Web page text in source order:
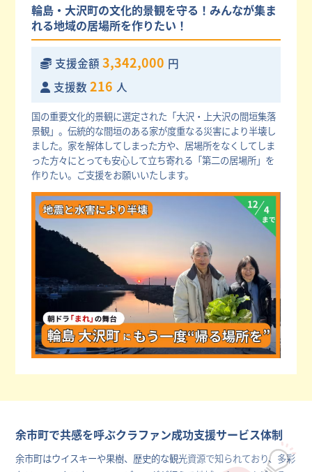
輪島・大沢町の文化的景観を守る！みんなが集ま
れる地域の居場所を作りたい！
支援金額 3,342,000 円
支援数 216 人
国の重要文化的景観に選定された「大沢・上大沢の間垣集落
景観」。伝統的な間垣のある家が度重なる災害により半壊し
ました。家を解体してしまった方や、居場所をなくしてしま
った方々にとっても安心して立ち寄れる「第二の居場所」を
作りたい。ご支援をお願いいたします。
余市町で共感を呼ぶクラファン成功支援サービス体制
余市町はウイスキーや果樹、歴史的な観光資源で知られており、多彩